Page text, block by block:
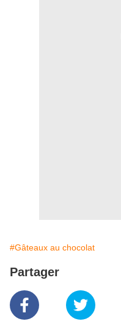
#Gâteaux au chocolat
Partager